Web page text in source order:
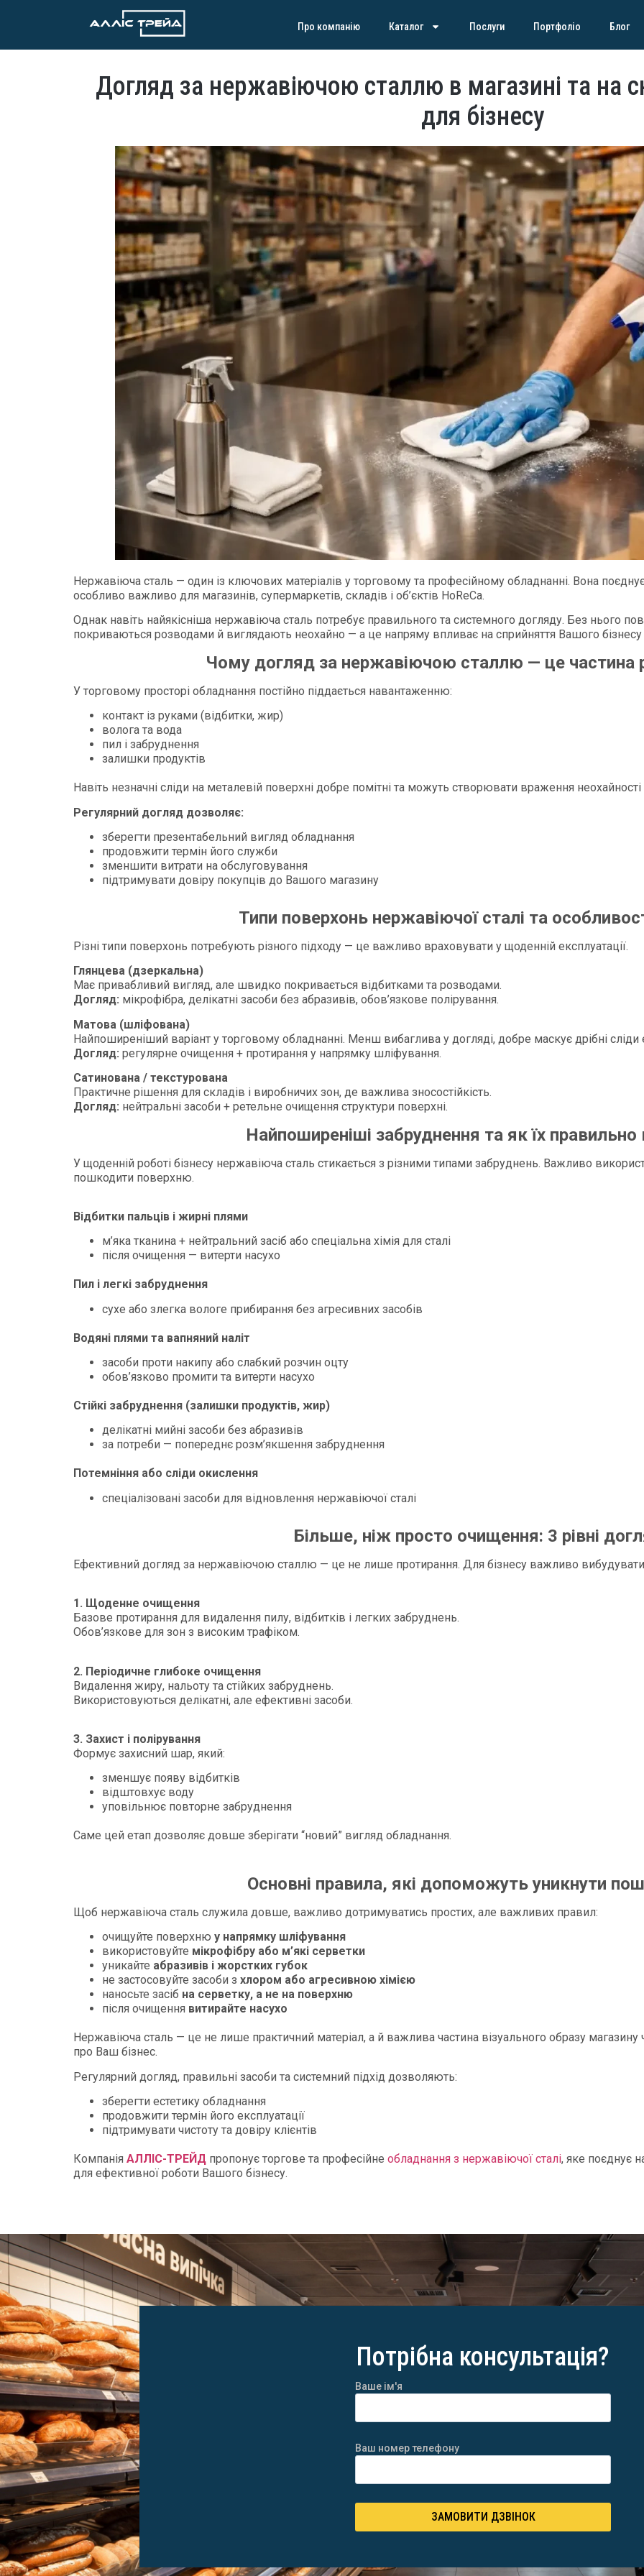
Про компанію Каталог Послуги Портфоліо Блог
Догляд за нержавіючою сталлю в магазині та на
для бізнесу
Нержавіюча сталь — один із ключових матеріалів у торговому та професійному обладнанні. Вона поєднує
особливо важливо для магазинів, супермаркетів, складів і об’єктів HoReCa.
Однак навіть найякісніша нержавіюча сталь потребує правильного та системного догляду. Без нього
покриваються розводами й виглядають неохайно — а це напряму впливає на сприйняття Вашого бізнесу
Чому догляд за нержавіючою сталлю — це частина
У торговому просторі обладнання постійно піддається навантаженню:
контакт із руками (відбитки, жир)
волога та вода
пил і забруднення
залишки продуктів
Навіть незначні сліди на металевій поверхні добре помітні та можуть створювати враження
Регулярний догляд дозволяє:
зберегти презентабельний вигляд обладнання
продовжити термін його служби
зменшити витрати на обслуговування
підтримувати довіру покупців до Вашого магазину
Типи поверхонь нержавіючої сталі та
Різні типи поверхонь потребують різного підходу — це важливо враховувати у щоденній експлуатації.
Глянцева (дзеркальна)
Має привабливий вигляд, але швидко покривається відбитками та розводами.
Догляд: мікрофібра, делікатні засоби без абразивів, обов’язкове полірування.
Матова (шліфована)
Найпоширеніший варіант у торговому обладнанні. Менш вибаглива у догляді, добре маскує дрібні сліди
Догляд: регулярне очищення + протирання у напрямку шліфування.
Сатинована / текстурована
Практичне рішення для складів і виробничих зон, де важлива зносостійкість.
Догляд: нейтральні засоби + ретельне очищення структури поверхні.
Найпоширеніші забруднення та як їх
У щоденній роботі бізнесу нержавіюча сталь стикається з різними типами забруднень. Важливо
пошкодити поверхню.
Відбитки пальців і жирні плями
м’яка тканина + нейтральний засіб або спеціальна хімія для сталі
після очищення — витерти насухо
Пил і легкі забруднення
сухе або злегка вологе прибирання без агресивних засобів
Водяні плями та вапняний наліт
засоби проти накипу або слабкий розчин оцту
обов’язково промити та витерти насухо
Стійкі забруднення (залишки продуктів, жир)
делікатні мийні засоби без абразивів
за потреби — попереднє розм’якшення забруднення
Потемніння або сліди окислення
спеціалізовані засоби для відновлення нержавіючої сталі
Більше, ніж просто очищення: 3 рівні
Ефективний догляд за нержавіючою сталлю — це не лише протирання. Для бізнесу важливо вибудувати
1. Щоденне очищення
Базове протирання для видалення пилу, відбитків і легких забруднень.
Обов’язкове для зон з високим трафіком.
2. Періодичне глибоке очищення
Видалення жиру, нальоту та стійких забруднень.
Використовуються делікатні, але ефективні засоби.
3. Захист і полірування
Формує захисний шар, який:
зменшує появу відбитків
відштовхує воду
уповільнює повторне забруднення
Саме цей етап дозволяє довше зберігати “новий” вигляд обладнання.
Основні правила, які допоможуть уникнути
Щоб нержавіюча сталь служила довше, важливо дотримуватись простих, але важливих правил:
очищуйте поверхню у напрямку шліфування
використовуйте мікрофібру або м’які серветки
уникайте абразивів і жорстких губок
не застосовуйте засоби з хлором або агресивною хімією
наносьте засіб на серветку, а не на поверхню
після очищення витирайте насухо
Нержавіюча сталь — це не лише практичний матеріал, а й важлива частина візуального образу
про Ваш бізнес.
Регулярний догляд, правильні засоби та системний підхід дозволяють:
зберегти естетику обладнання
продовжити термін його експлуатації
підтримувати чистоту та довіру клієнтів
Компанія АЛЛІС-ТРЕЙД пропонує торгове та професійне обладнання з нержавіючої сталі, яке поєднує
для ефективної роботи Вашого бізнесу.
Потрібна консультація?
Ваше ім'я
Ваш номер телефону
ЗАМОВИТИ ДЗВІНОК